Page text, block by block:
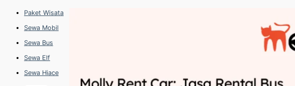
Paket Wisata
Sewa Mobil
Sewa Bus
Sewa Elf
Sewa Hiace